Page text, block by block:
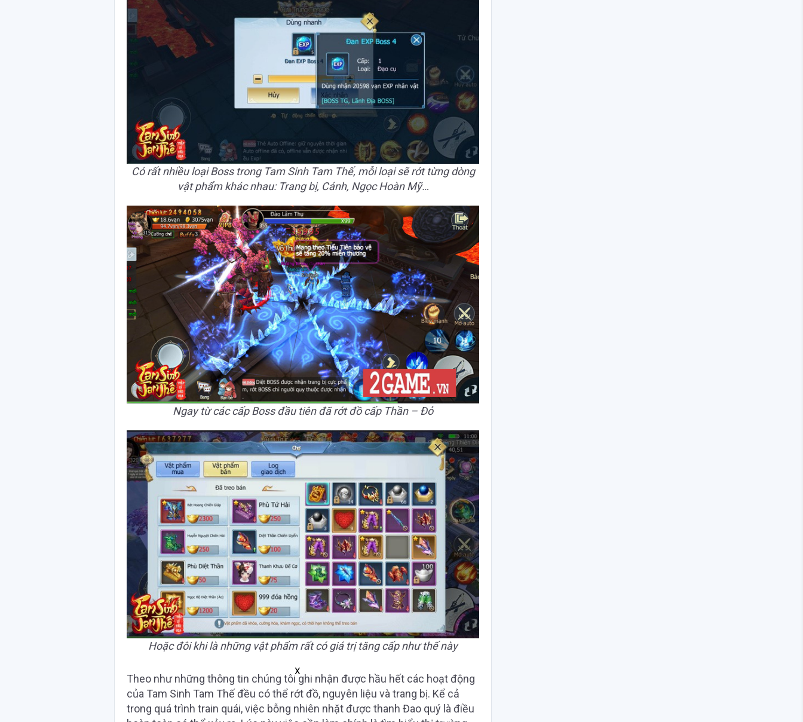
Có rất nhiều loại Boss trong Tam Sinh Tam Thế, mỗi loại sẽ rớt từng dòng
vật phẩm khác nhau: Trang bị, Cánh, Ngọc Hoàn Mỹ…
Ngay từ các cấp Boss đầu tiên đã rớt đồ cấp Thần – Đỏ
Hoặc đôi khi là những vật phẩm rất có giá trị tăng cấp như thế này
X
Theo như những thông tin chúng tôi ghi nhận được hầu hết các hoạt động
của Tam Sinh Tam Thế đều có thể rớt đồ, nguyên liệu và trang bị. Kể cả
trong quá trình train quái, việc bỗng nhiên nhặt được thanh Đao quý là điều